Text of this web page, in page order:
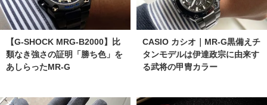
【G-SHOCK MRG-B2000】比
類なき強さの証明「勝ち色」を
あしらったMR-G
CASIO カシオ｜MR-G黒備えチ
タンモデルは伊達政宗に由来す
る武将の甲冑カラー